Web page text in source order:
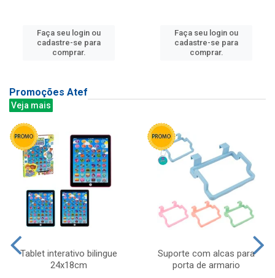
Faça seu login ou
cadastre-se para
comprar.
Faça seu login ou
cadastre-se para
comprar.
Promoções Atef
Veja mais
Tablet interativo bilingue
24x18cm
Suporte com alcas para
porta de armario